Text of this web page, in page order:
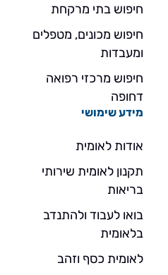
חיפוש בתי מרקחת
חיפוש מכונים, מטפלים
ומעבדות
חיפוש מרכזי רפואה
דחופה
מידע שימושי
אודות לאומית
תקנון לאומית שירותי
בריאות
בואו לעבוד ולהתנדב
בלאומית
לאומית כסף וזהב